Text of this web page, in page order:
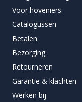
Voor hoveniers
Catalogussen
Betalen
Bezorging
Retourneren
Garantie & klachten
Werken bij